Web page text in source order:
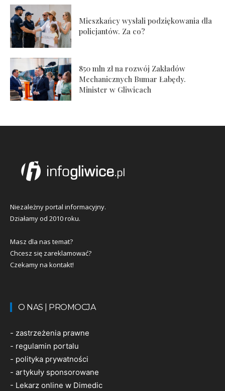
Mieszkańcy wysłali podziękowania dla
policjantów. Za co?
850 mln zł na rozwój Zakładów
Mechanicznych Bumar Łabędy.
Minister w Gliwicach
Niezależny portal informacyjny.
Działamy od 2010 roku.
Masz dla nas temat?
Chcesz się zareklamować?
Czekamy na kontakt!
O NAS | PROMOCJA
- zastrzeżenia prawne
- regulamin portalu
- polityka prywatności
- artykuły sponsorowane
- Lekarz online w Dimedic